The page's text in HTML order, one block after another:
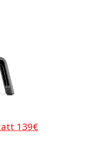
139€